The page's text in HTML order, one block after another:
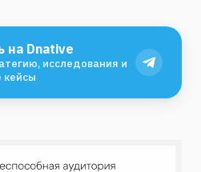
на Dnative
исследования и
кейсы